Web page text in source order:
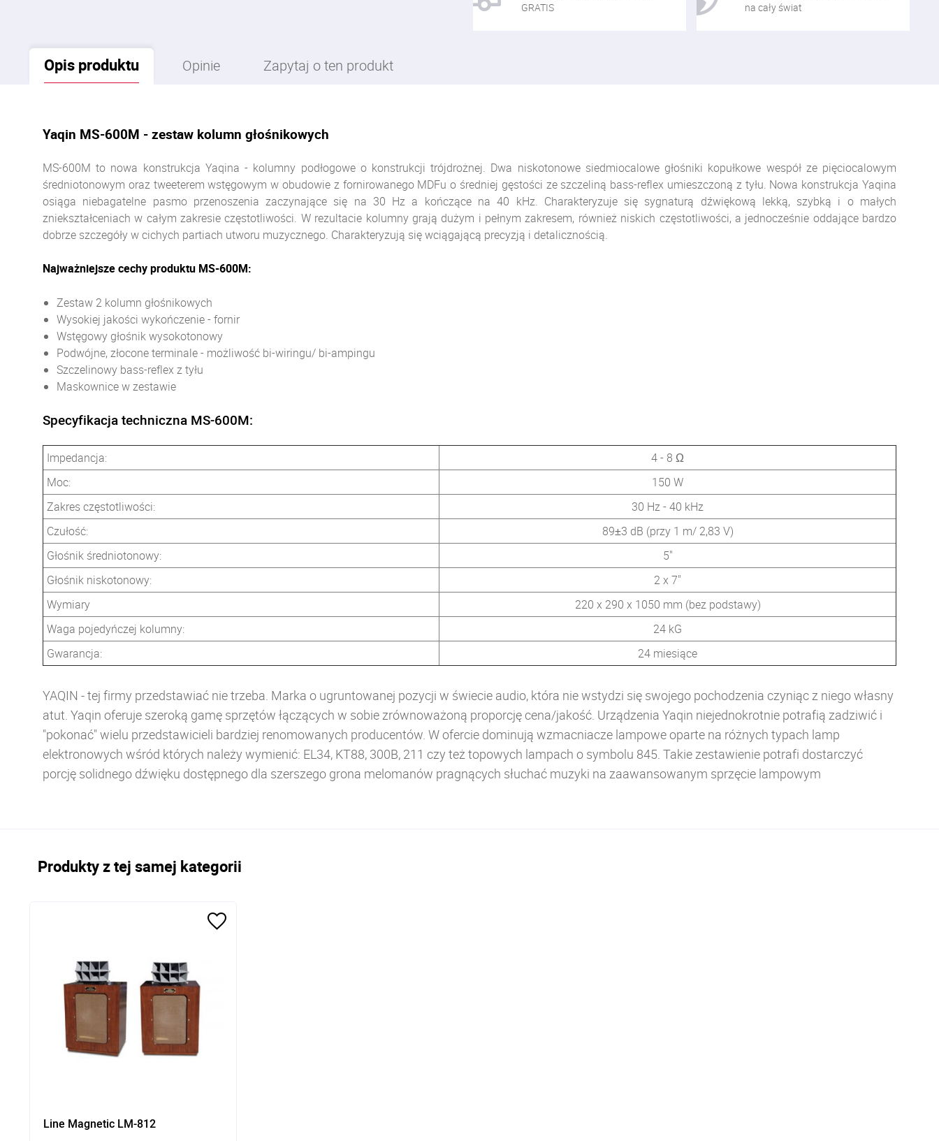
GRATIS
na cały świat
Opis produktu Opinie Zapytaj o ten produkt
Yaqin MS-600M - zestaw kolumn głośnikowych
MS-600M to nowa konstrukcja Yaqina - kolumny podłogowe o konstrukcji trójdrożnej. Dwa niskotonowe siedmiocalowe głośniki kopułkowe wespół ze pięciocalowym
średniotonowym oraz tweeterem wstęgowym w obudowie z fornirowanego MDFu o średniej gęstości ze szczeliną bass-reflex umieszczoną z tyłu. Nowa konstrukcja Yaqina
osiąga niebagatelne pasmo przenoszenia zaczynające się na 30 Hz a kończące na 40 kHz. Charakteryzuje się sygnaturą dźwiękową lekką, szybką i o małych
zniekształceniach w całym zakresie częstotliwości. W rezultacie kolumny grają dużym i pełnym zakresem, również niskich częstotliwości, a jednocześnie oddające bardzo
dobrze szczegóły w cichych partiach utworu muzycznego. Charakteryzują się wciągającą precyzją i detalicznością.
Najważniejsze cechy produktu MS-600M:
Zestaw 2 kolumn głośnikowych
Wysokiej jakości wykończenie - fornir
Wstęgowy głośnik wysokotonowy
Podwójne, złocone terminale - możliwość bi-wiringu/ bi-ampingu
Szczelinowy bass-reflex z tyłu
Maskownice w zestawie
Specyfikacja techniczna MS-600M:
Impedancja:
4 - 8 Ω
Moc:
150 W
Zakres częstotliwości:
30 Hz - 40 kHz
Czułość:
89±3 dB (przy 1 m/ 2,83 V)
Głośnik średniotonowy:
5"
Głośnik niskotonowy:
2 x 7"
Wymiary
220 x 290 x 1050 mm (bez podstawy)
Waga pojedyńczej kolumny:
24 kG
Gwarancja:
24 miesiące
YAQIN - tej firmy przedstawiać nie trzeba. Marka o ugruntowanej pozycji w świecie audio, która nie wstydzi się swojego pochodzenia czyniąc z niego własny
atut. Yaqin oferuje szeroką gamę sprzętów łączących w sobie zrównoważoną proporcję cena/jakość. Urządzenia Yaqin niejednokrotnie potrafią zadziwić i
"pokonać" wielu przedstawicieli bardziej renomowanych producentów. W ofercie dominują wzmacniacze lampowe oparte na różnych typach lamp
elektronowych wśród których należy wymienić: EL34, KT88, 300B, 211 czy też topowych lampach o symbolu 845. Takie zestawienie potrafi dostarczyć
porcję solidnego dźwięku dostępnego dla szerszego grona melomanów pragnących słuchać muzyki na zaawansowanym sprzęcie lampowym
Produkty z tej samej kategorii
Line Magnetic LM-812